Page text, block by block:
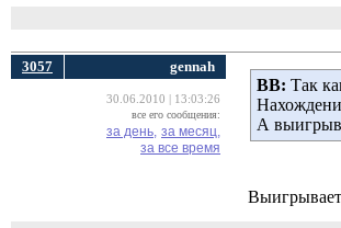
3057 gennah
30.06.2010 | 13:03:26
все его сообщения:
за день, за месяц,
за все время
ВВ: Так
А